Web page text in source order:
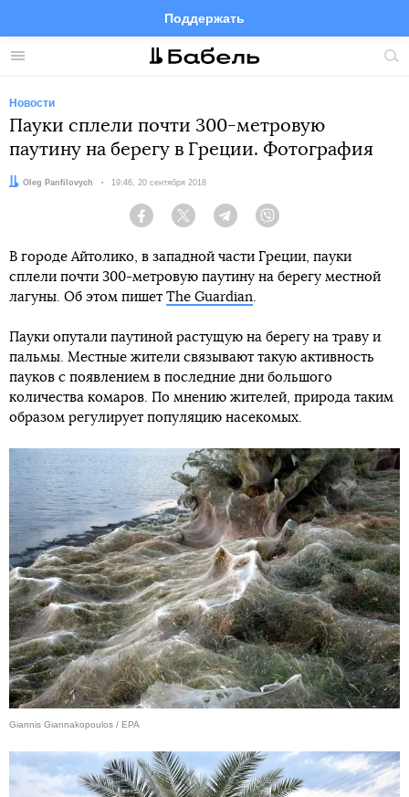
Меню
Поддержать
FacebookTelegramTwitter
Новости
Пауки сплели почти 300-метровую
паутину на берегу в Греции. Фотография
Автор:
Oleg Panfilovych Дата:
19:46, 20 сентября 2018
Facebook Twitter Telegram
В городе Айтолико, в западной части Греции, пауки
сплели почти 300-метровую паутину на берегу местной
лагуны. Об этом пишет The Guardian.
Пауки опутали паутиной растущую на берегу на траву и
пальмы. Местные жители связывают такую активность
пауков с появлением в последние дни большого
количества комаров. По мнению жителей, природа таким
образом регулирует популяцию насекомых.
Giannis Giannakopoulos / EPA